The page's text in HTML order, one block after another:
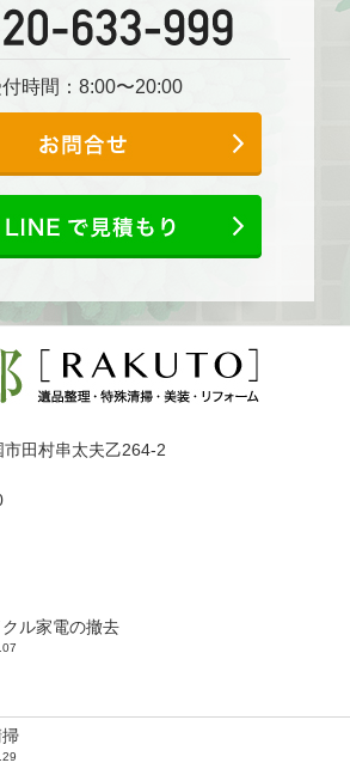
付時間：8:00〜20:00
田村串太夫乙264-2
クル家電の撤去